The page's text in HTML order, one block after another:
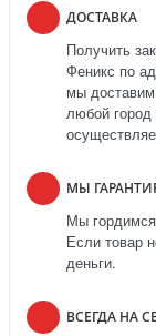
ДОСТАВКА
Получить
Феникс по
мы
любой город
МЫ
Мы гордимся
Если товар
деньги.
ВСЕГДА НА